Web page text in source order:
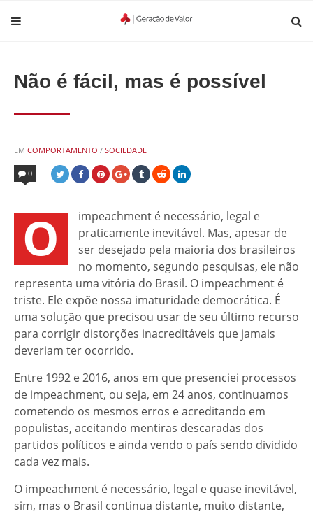
Não é fácil, mas é possível
EM POSTED
IN
COMPORTAMENTO / SOCIEDADE
0
O
impeachment é necessário, legal e
praticamente inevitável. Mas, apesar de
ser desejado pela maioria dos brasileiros
no momento, segundo pesquisas, ele não
representa uma vitória do Brasil. O impeachment é
triste. Ele expõe nossa imaturidade democrática. É
uma solução que precisou usar de seu último recurso
para corrigir distorções inacreditáveis que jamais
deveriam ter ocorrido.
Entre 1992 e 2016, anos em que presenciei processos
de impeachment, ou seja, em 24 anos, continuamos
cometendo os mesmos erros e acreditando em
populistas, aceitando mentiras descaradas dos
partidos políticos e ainda vendo o país sendo dividido
cada vez mais.
O impeachment é necessário, legal e quase inevitável,
sim, mas o Brasil continua distante, muito distante,